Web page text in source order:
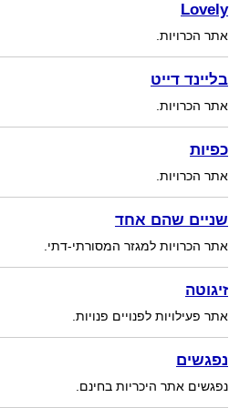
Lovely
אתר הכרויות.
בליינד דייט
אתר הכרויות.
כפיות
אתר הכרויות.
שניים שהם אחד
אתר הכרויות למגזר המסורתי-דתי.
זיגוטה
אתר פעילויות לפנויים פנויות.
נפגשים
נפגשים אתר היכריות בחינם.